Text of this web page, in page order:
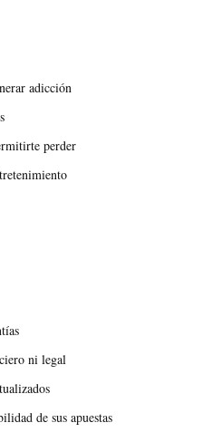
adicción
perder
ni legal
de sus apuestas